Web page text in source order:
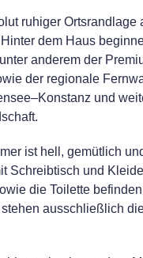
ruhiger Ortsrandlage
dem Haus
anderem der
der regionale
und
ist hell, gemütlich
Schreibtisch und
die Toilette
ausschließlich